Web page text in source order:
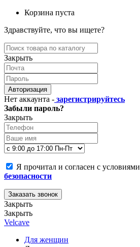
Корзина пуста
Здравствуйте, что вы ищете?
Закрыть
Авторизация
Нет аккаунта - зарегистрируйтесь
Забыли пароль?
Закрыть
Я прочитал и согласен с условиями
безопасности
Заказать звонок
Закрыть
Закрыть
Velcave
Для женщин